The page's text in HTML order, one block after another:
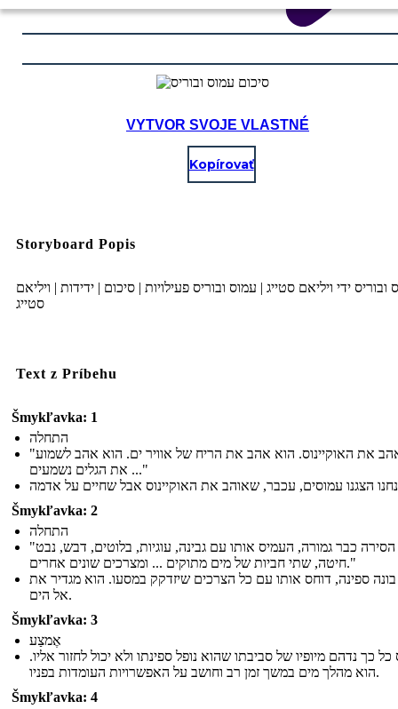
VYTVOR SVOJE VLASTNÉ
Kopírovať
Storyboard Popis
ובוריס ידי ויליאם סטייג | עמוס ובוריס פעילויות | סיכום | ידידות | ויליאם
סטייג
Text z Príbehu
Šmykľavka: 1
התחלה
"הוא אהב את האוקיינוס. הוא אהב את הריח של אוויר ים. הוא אהב לשמוע
את הגלים נשמעים ..."
Šmykľavka: 2
התחלה
"כאשר הסירה כבר גמורה, העמיס אותו עם גבינה, עוגיות, בלוטים, דבש, נבט
חיטה, שתי חביות של מים מתוקים ... ומצרכים שונים אחרים."
ספינה, דוחס אותו עם כל הצרכים שיזדקק במסעו. הוא מגדיר את
אל הים.
Šmykľavka: 3
אֶמצַע
כל כך נדהם מיופיו של סביבתו שהוא נופל ספינתו ולא יכול לחזור אליו.
הוא מהלך מים במשך זמן רב וחושב על האפשרויות העומדות בפניו.
Šmykľavka: 4